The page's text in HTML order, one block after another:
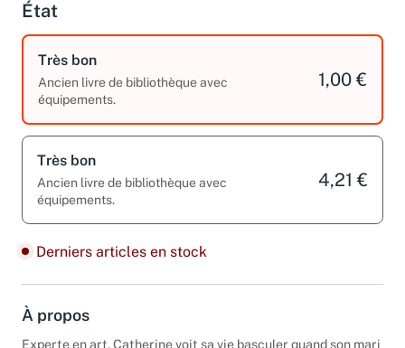
État
Très bon
Ancien livre de bibliothèque avec
1,00 €
Très bon
Ancien livre de bibliothèque avec
4,21 €
À propos